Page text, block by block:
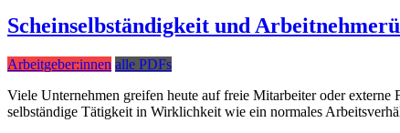
Scheinselbständigkeit und
Arbeitgeber:innen alle PDFs
Viele Unternehmen greifen heute auf freie Mitarbeiter oder
selbständige Tätigkeit in Wirklichkeit wie ein normales